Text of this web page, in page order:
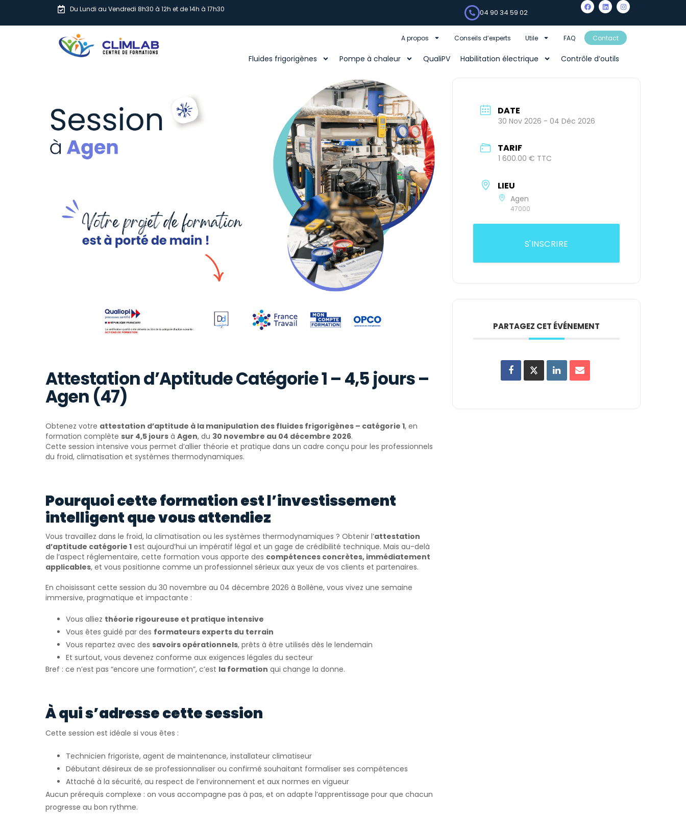
Du Lundi au Vendredi 8h30 à 12h et de 14h à 17h30 04 90 34 59 02
A propos Conseils d’experts Utile FAQ Contact
Fluides frigorigènes Pompe à chaleur QualiPV Habilitation électrique Contrôle d’outils
Attestation d’Aptitude Catégorie 1 – 4,5 jours –
Agen (47)
Obtenez votre attestation d’aptitude à la manipulation des fluides frigorigènes – catégorie 1, en
formation complète sur 4,5 jours à Agen, du 30 novembre au 04 décembre 2026.
Cette session intensive vous permet d’allier théorie et pratique dans un cadre conçu pour les professionnels
du froid, climatisation et systèmes thermodynamiques.
Pourquoi cette formation est l’investissement
intelligent que vous attendiez
Vous travaillez dans le froid, la climatisation ou les systèmes thermodynamiques ? Obtenir l’attestation
d’aptitude catégorie 1 est aujourd’hui un impératif légal et un gage de crédibilité technique. Mais au-delà
de l’aspect réglementaire, cette formation vous apporte des compétences concrètes, immédiatement
applicables, et vous positionne comme un professionnel sérieux aux yeux de vos clients et partenaires.
En choisissant cette session du 30 novembre au 04 décembre 2026 à Bollène, vous vivez une semaine
immersive, pragmatique et impactante :
Vous alliez théorie rigoureuse et pratique intensive
Vous êtes guidé par des formateurs experts du terrain
Vous repartez avec des savoirs opérationnels, prêts à être utilisés dès le lendemain
Et surtout, vous devenez conforme aux exigences légales du secteur
Bref : ce n’est pas “encore une formation”, c’est la formation qui change la donne.
À qui s’adresse cette session
Cette session est idéale si vous êtes :
Technicien frigoriste, agent de maintenance, installateur climatiseur
Débutant désireux de se professionnaliser ou confirmé souhaitant formaliser ses compétences
Attaché à la sécurité, au respect de l’environnement et aux normes en vigueur
Aucun prérequis complexe : on vous accompagne pas à pas, et on adapte l’apprentissage pour que chacun
progresse au bon rythme.
DATE
30 Nov 2026 - 04 Déc 2026
TARIF
1 600.00 € TTC
LIEU
Agen
47000
S'INSCRIRE
PARTAGEZ CET ÉVÉNEMENT